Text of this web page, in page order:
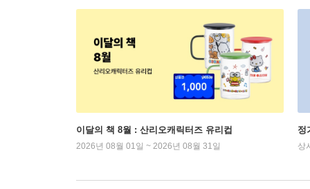
이달의 책 8월 : 산리오캐릭터즈 유리컵
2026년 08월 01일 ~ 2026년 08월 31일
정
상